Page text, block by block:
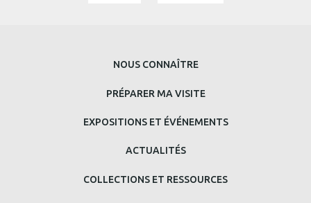
PRINCIPAL
NOUS CONNAÎTRE
PRÉPARER MA VISITE
EXPOSITIONS ET ÉVÉNEMENTS
ACTUALITÉS
COLLECTIONS ET RESSOURCES